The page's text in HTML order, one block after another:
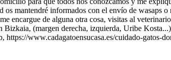
os mantendré informados con el envío de wasaps
encargue de alguna otra cosa, visitas al
Bizkaia, (margen derecha, izquierda, Uribe
https://www.cadagatoensucasa.es/cuidado-gatos-